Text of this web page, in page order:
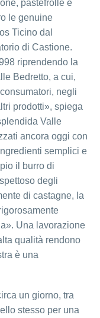
pastefrolle e
le genuine
Ticino dal
di Castione.
riprendendo la
Bedretto, a cui,
negli
prodotti», spiega
Valle
ancora oggi con
semplici e
il burro di
degli
di castagne, la
Una lavorazione
qualità rendono
è una
un giorno, tra
stesso per una